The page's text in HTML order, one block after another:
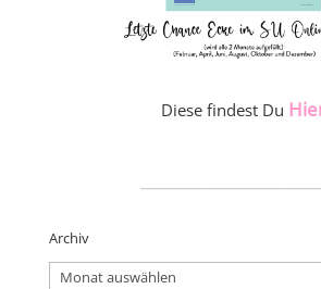
Diese findest Du
Archiv
Archiv